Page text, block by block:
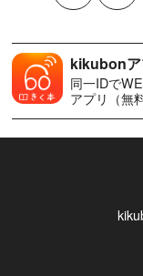
kikubon
同一IDで
アプリ（無